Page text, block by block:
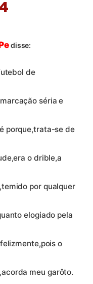
disse:
de
séria e
porque,trata-se de
o drible,a
por qualquer
elogiado pela
o
meu garôto.